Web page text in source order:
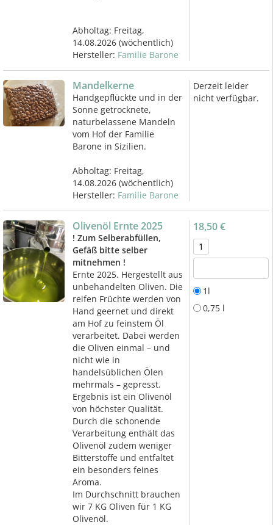
Abholtag: Freitag,
14.08.2026(wöchentlich)
Hersteller: Familie Barone
Mandelkerne
Handgepflückte und in der
Sonne getrocknete,
naturbelassene Mandeln
vom Hof der Familie
Barone in Sizilien.
Abholtag: Freitag,
14.08.2026(wöchentlich)
Hersteller: Familie Barone
Derzeit leider
nicht verfügbar.
Olivenöl Ernte 2025
! Zum Selberabfüllen,
Gefäß bitte selber
mitnehmen !
Ernte 2025. Hergestellt aus
unbehandelten Oliven. Die
reifen Früchte werden von
Hand geernet und direkt
am Hof zu feinstem Öl
verarbeitet. Dabei werden
die Oliven einmal – und
nicht wie in
handelsüblichen Ölen
mehrmals – gepresst.
Ergebnis ist ein Olivenöl
von höchster Qualität.
Durch die schonende
Verarbeitung enthält das
Olivenöl zudem weniger
Bitterstoffe und entfaltet
ein besonders feines
Aroma.
Im Durchschnitt brauchen
wir 7 KG Oliven für 1 KG
Olivenöl.
18,50 €
1l
0,75 l